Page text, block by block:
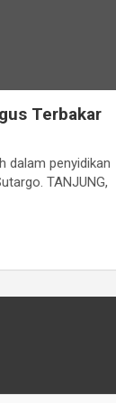
Terbakar
dalam penyidikan
TANJUNG,